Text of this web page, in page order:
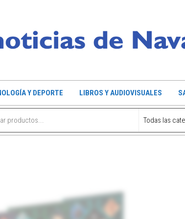
Y DEPORTE LIBROS Y AUDIOVISUALES